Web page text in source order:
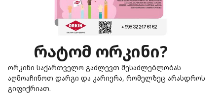
ᲠᲐᲢᲝᲛ ᲝᲠᲙᲘᲜᲘ?
ორკინი საქართველო გაძლევთ შესაძლებლობას
აღმოაჩინოთ დარგი და კარიერა, რომელზეც არასდროს
გიფიქრიათ.